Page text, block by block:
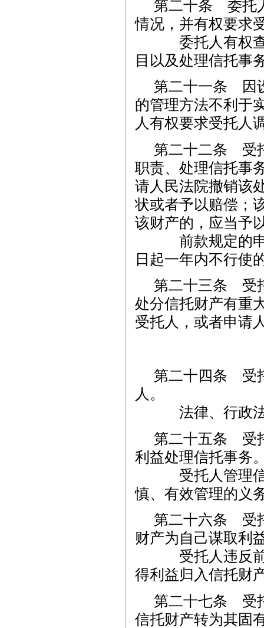
第二十条 委托
情况，并有权要求
委托人有权查阅
目以及处理信托事
第二十一条 因
的管理方法不利于
人有权要求受托人
第二十二条 受
职责、处理信托事
请人民法院撤销该
状或者予以赔偿；
该财产的，应当予
前款规定的申请
日起一年内不行使
第二十三条 受
处分信托财产有重
受托人，或者申请
第二十四条 受
人。
法律、行政法规
第二十五条 受
利益处理信托事务
受托人管理信托
慎、有效管理的义
第二十六条 受
财产为自己谋取利
受托人违反前款
得利益归入信托财
第二十七条 受
信托财产转为其固